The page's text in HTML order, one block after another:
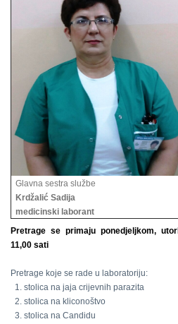
Glavna sestra službe
Krdžalić Sadija
medicinski laborant
Pretrage se primaju ponedjeljkom,
11,00 sati
Pretrage koje se rade u laboratoriju:
1. stolica na jaja crijevnih parazita
2. stolica na kliconoštvo
3. stolica na Candidu